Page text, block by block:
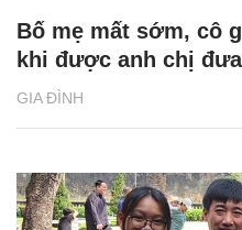
GIA ĐÌNH
Bố mẹ mất sớm, cô
khi được anh chị đưa